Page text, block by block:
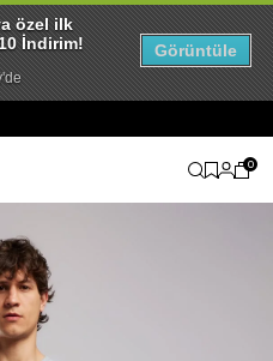
0
özel ilk
İndirim!
Görüntüle